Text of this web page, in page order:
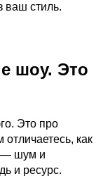
ваш стиль.
шоу. Это
Это про
отличаетесь, как
— шум и
и ресурс.